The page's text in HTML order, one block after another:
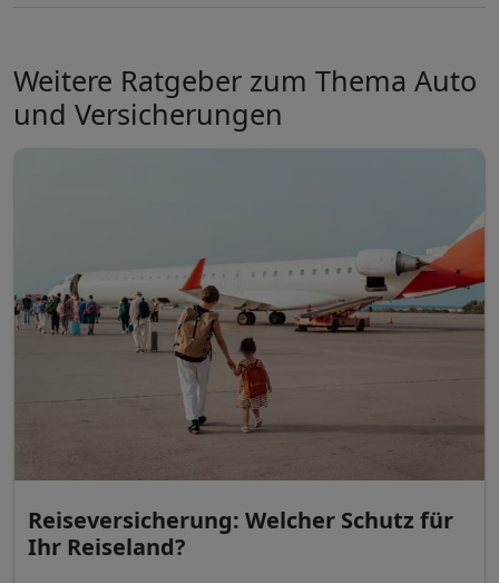
Weitere Ratgeber zum Thema Auto
und Versicherungen
Reiseversicherung: Welcher Schutz für
Ihr Reiseland?